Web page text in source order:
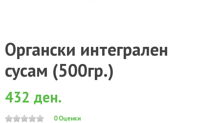
Органски интегрален
сусам (500гр.)
432 ден.
0 Оценки